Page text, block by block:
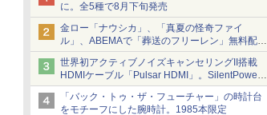
に。全5種で8月下旬発売
金ロー「ナウシカ」、「真夏の怪奇ファイ
ル」、ABEMAで「葬送のフリーレン」無料配信
など。夏の特番・配信情報
世界初アクティブノイズキャンセリングII搭載
HDMIケーブル「Pulsar HDMI」。SilentPower
から
「バック・トゥ・ザ・フューチャー」の時計台
をモチーフにした腕時計。1985本限定